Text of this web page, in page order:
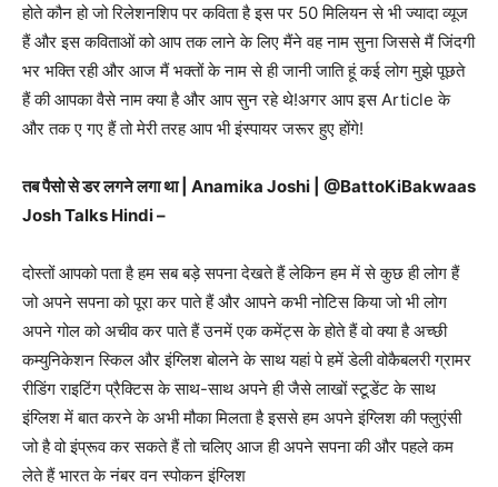
होते कौन हो जो रिलेशनशिप पर कविता है इस पर 50 मिलियन से भी ज्यादा व्यूज
हैं और इस कविताओं को आप तक लाने के लिए मैंने वह नाम सुना जिससे मैं जिंदगी
भर भक्ति रही और आज मैं भक्तों के नाम से ही जानी जाति हूं कई लोग मुझे पूछते
हैं की आपका वैसे नाम क्या है और आप सुन रहे थे!अगर आप इस Article के
और तक ए गए हैं तो मेरी तरह आप भी इंस्पायर जरूर हुए होंगे!
तब पैसो से डर लगने लगा था | Anamika Joshi | ‪@BattoKiBakwaas‬
Josh Talks Hindi –
दोस्तों आपको पता है हम सब बड़े सपना देखते हैं लेकिन हम में से कुछ ही लोग हैं
जो अपने सपना को पूरा कर पाते हैं और आपने कभी नोटिस किया जो भी लोग
अपने गोल को अचीव कर पाते हैं उनमें एक कमेंट्स के होते हैं वो क्या है अच्छी
कम्युनिकेशन स्किल और इंग्लिश बोलने के साथ यहां पे हमें डेली वोकैबलरी ग्रामर
रीडिंग राइटिंग प्रैक्टिस के साथ-साथ अपने ही जैसे लाखों स्टूडेंट के साथ
इंग्लिश में बात करने के अभी मौका मिलता है इससे हम अपने इंग्लिश की फ्लुएंसी
जो है वो इंप्रूव कर सकते हैं तो चलिए आज ही अपने सपना की और पहले कम
लेते हैं भारत के नंबर वन स्पोकन इंग्लिश